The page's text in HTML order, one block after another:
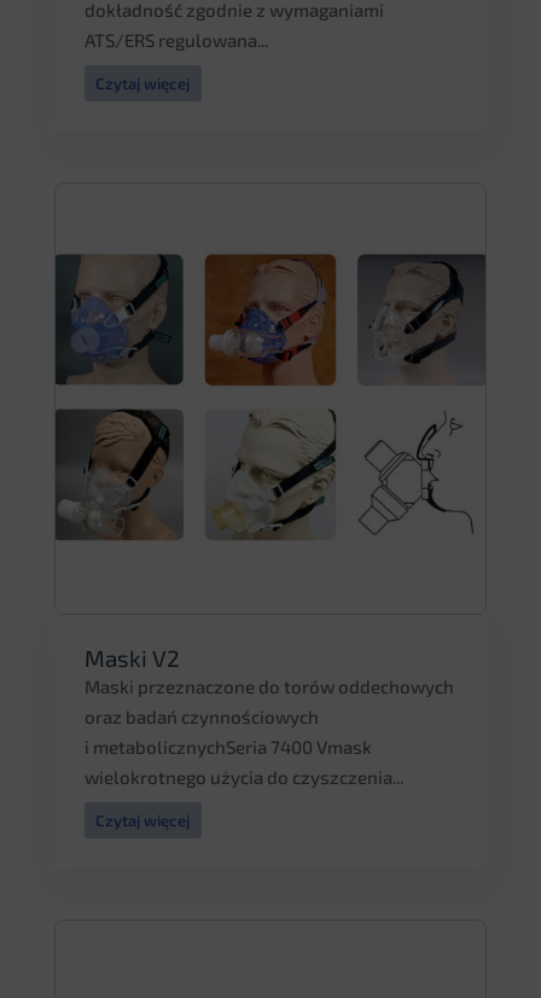
dokładność zgodnie z wymaganiami
ATS/ERS regulowana...
Czytaj więcej
Maski V2
Maski przeznaczone do torów oddechowych
oraz badań czynnościowych
i metabolicznychSeria 7400 Vmask
wielokrotnego użycia do czyszczenia...
Czytaj więcej